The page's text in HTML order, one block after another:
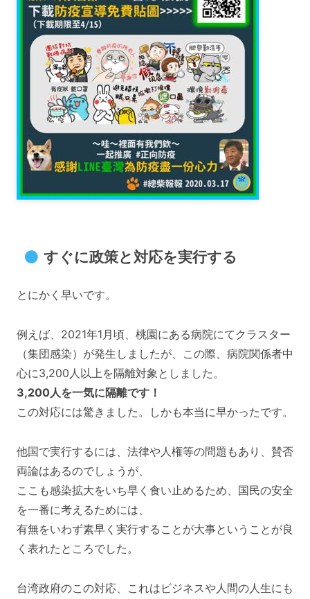
すぐに政策と対応を実行する
とにかく早いです。
例えば、2021年1月頃、桃園にある病院にてクラスター
（集団感染）が発生しましたが、この際、病院関係者中
心に3,200人以上を隔離対象としました。
3,200人を一気に隔離です！
この対応には驚きました。しかも本当に早かったです。
他国で実行するには、法律や人権等の問題もあり、賛否
両論はあるのでしょうが、
ここも感染拡大をいち早く食い止めるため、国民の安全
を一番に考えるためには、
有無をいわず素早く実行することが大事ということが良
く表れたところでした。
台湾政府のこの対応、これはビジネスや人間の人生にも